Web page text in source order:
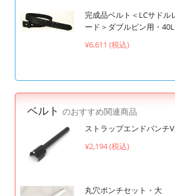
完成品ベルト＜LCサドル
ード＞ダブルピン用・
¥6,611 (税込)
ベルト のおすすめ関連商品
ストラップエンドパンチ
¥2,194 (税込)
丸穴ポンチセット・大